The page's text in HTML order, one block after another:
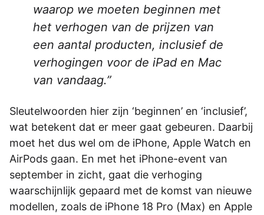
waarop we moeten beginnen met
het verhogen van de prijzen van
een aantal producten, inclusief de
verhogingen voor de iPad en Mac
van vandaag.
Sleutelwoorden hier zijn ‘beginnen’ en ‘inclusief’,
wat betekent dat er meer gaat gebeuren. Daarbij
moet het dus wel om de iPhone, Apple Watch en
AirPods gaan. En met het iPhone-event van
september in zicht, gaat die verhoging
waarschijnlijk gepaard met de komst van nieuwe
modellen, zoals de iPhone 18 Pro (Max) en Apple